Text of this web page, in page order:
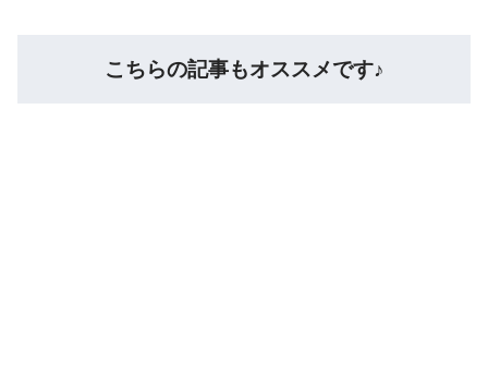
こちらの記事もオススメです♪